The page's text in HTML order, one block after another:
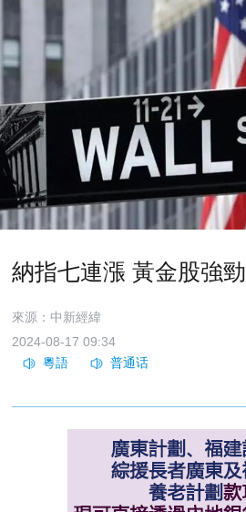
納指七連漲 黃金股強勁
來源：中新經緯
2024-08-17 09:34